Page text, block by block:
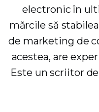
electronic în
mărcile să
de marketing de
acestea, are
Este un scriitor